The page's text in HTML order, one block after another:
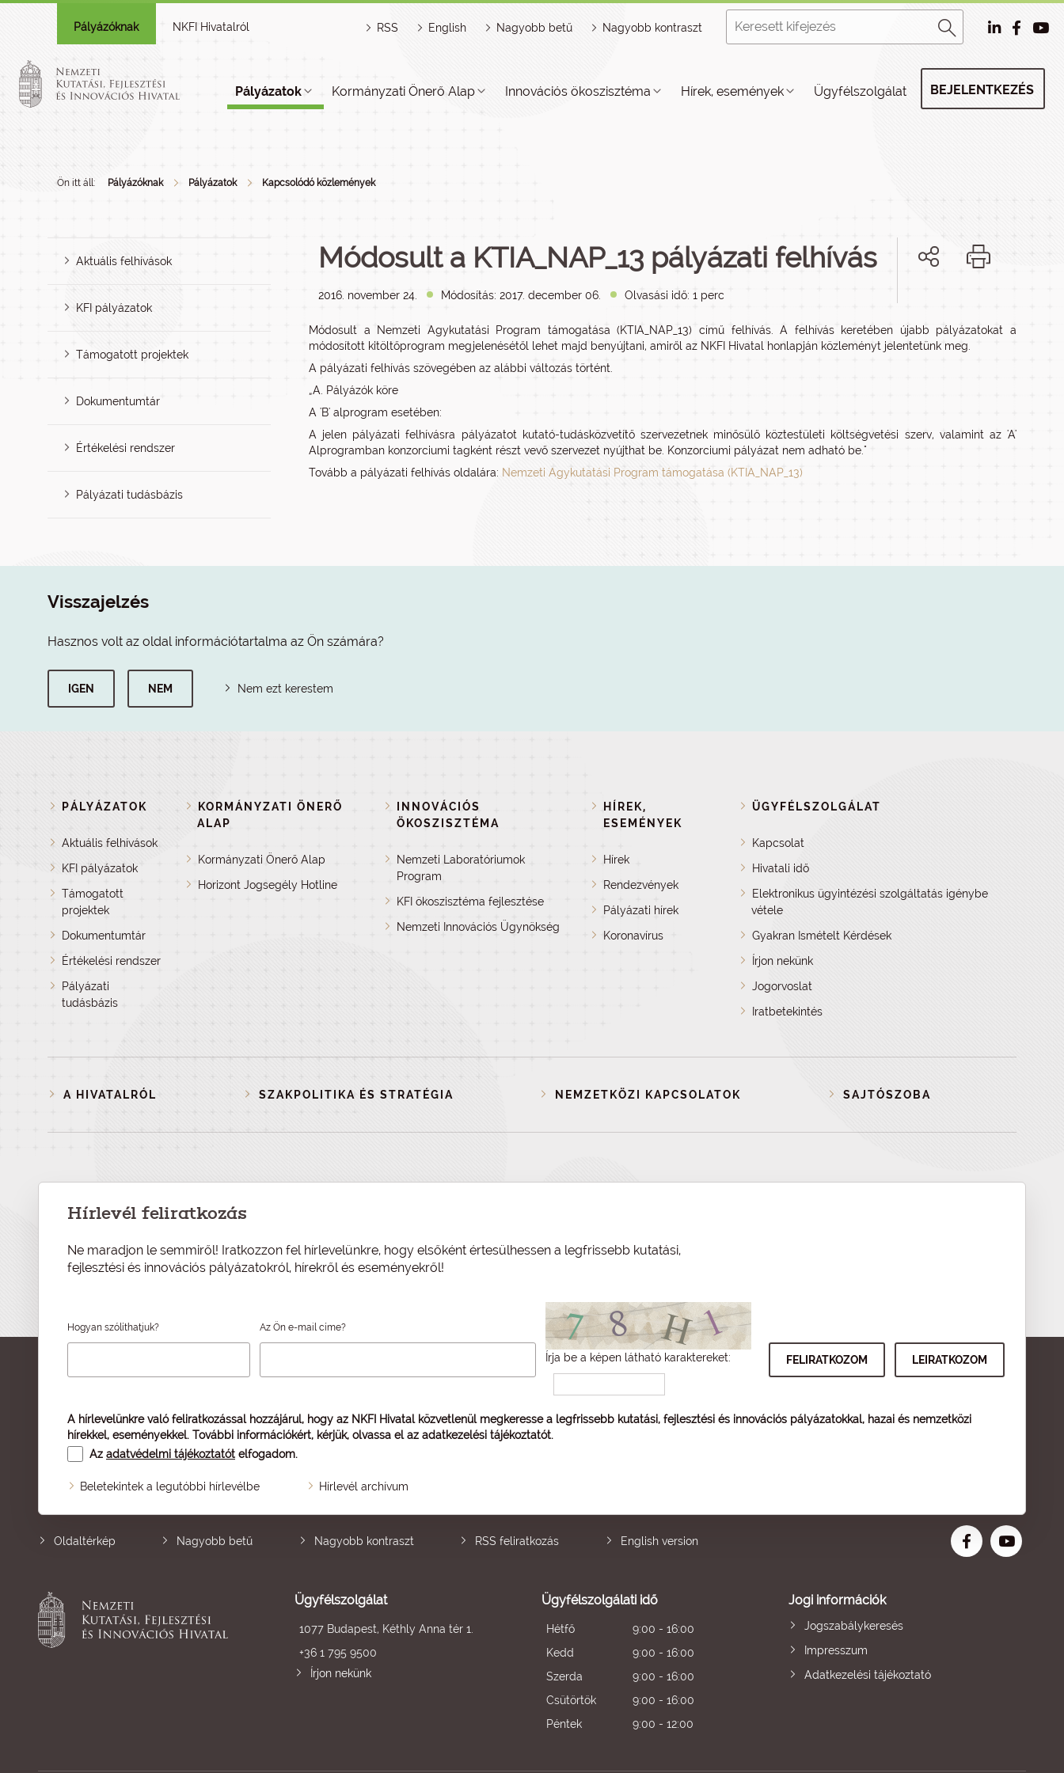
Pályázóknak NKFI Hivatalról RSS English Nagyobb betű Nagyobb kontraszt
Pályázatok Kormányzati Önerő Alap Innovációs ökoszisztéma Hírek, események Ügyfélszolgálat BEJELENTKEZÉS
Ön itt áll: Pályázóknak Pályázatok Kapcsolódó közlemények
Aktuális felhívások
KFI pályázatok
Támogatott projektek
Dokumentumtár
Értékelési rendszer
Pályázati tudásbázis
Módosult a KTIA_NAP_13 pályázati felhívás
2016. november 24. Módosítás: 2017. december 06. Olvasási idő: 1 perc
Módosult a Nemzeti Agykutatási Program támogatása (KTIA_NAP_13) című felhívás. A felhívás keretében újabb pályázatokat a
módosított kitöltőprogram megjelenésétől lehet majd benyújtani, amiről az NKFI Hivatal honlapján közleményt jelentetünk meg.
A pályázati felhívás szövegében az alábbi változás történt.
„A. Pályázók köre
A 'B' alprogram esetében:
A jelen pályázati felhívásra pályázatot kutató-tudásközvetítő szervezetnek minősülő köztestületi költségvetési szerv, valamint az 'A'
Alprogramban konzorciumi tagként részt vevő szervezet nyújthat be. Konzorciumi pályázat nem adható be."
Tovább a pályázati felhívás oldalára: Nemzeti Agykutatási Program támogatása (KTIA_NAP_13)
Visszajelzés
Hasznos volt az oldal információtartalma az Ön számára?
IGEN NEM Nem ezt kerestem
PÁLYÁZATOK
Aktuális felhívások
KFI pályázatok
Támogatott
projektek
Dokumentumtár
Értékelési rendszer
Pályázati
tudásbázis
KORMÁNYZATI ÖNERŐ
ALAP
Kormányzati Önerő Alap
Horizont Jogsegély Hotline
INNOVÁCIÓS
ÖKOSZISZTÉMA
Nemzeti Laboratóriumok
Program
KFI ökoszisztéma fejlesztése
Nemzeti Innovációs Ügynökség
HÍREK,
ESEMÉNYEK
Hírek
Rendezvények
Pályázati hírek
Koronavírus
ÜGYFÉLSZOLGÁLAT
Kapcsolat
Hivatali idő
Elektronikus ügyintézési szolgáltatás igénybe
vétele
Gyakran Ismételt Kérdések
Írjon nekünk
Jogorvoslat
Iratbetekintés
A HIVATALRÓL SZAKPOLITIKA ÉS STRATÉGIA NEMZETKÖZI KAPCSOLATOK SAJTÓSZOBA
Hírlevél feliratkozás
Ne maradjon le semmiről! Iratkozzon fel hírlevelünkre, hogy elsőként értesülhessen a legfrissebb kutatási,
fejlesztési és innovációs pályázatokról, hírekről és eseményekről!
Hogyan szólíthatjuk? Az Ön e-mail címe?
Írja be a képen látható karaktereket:
A hírlevelünkre való feliratkozással hozzájárul, hogy az NKFI Hivatal közvetlenül megkeresse a legfrissebb kutatási, fejlesztési és innovációs pályázatokkal, hazai és nemzetközi
hírekkel, eseményekkel. További információkért, kérjük, olvassa el az adatkezelési tájékoztatót.
Az adatvédelmi tájékoztatót elfogadom.
Beletekintek a legutóbbi hírlevélbe Hírlevél archívum
Oldaltérkép Nagyobb betű Nagyobb kontraszt RSS feliratkozás English version
Ügyfélszolgálat
1077 Budapest, Kéthly Anna tér 1.
+36 1 795 9500
Írjon nekünk
Ügyfélszolgálati idő
Hétfő
9:00 - 16:00
Kedd
9:00 - 16:00
Szerda
9:00 - 16:00
Csütörtök
9:00 - 16:00
Péntek
9:00 - 12:00
Jogi információk
Jogszabálykeresés
Impresszum
Adatkezelési tájékoztató